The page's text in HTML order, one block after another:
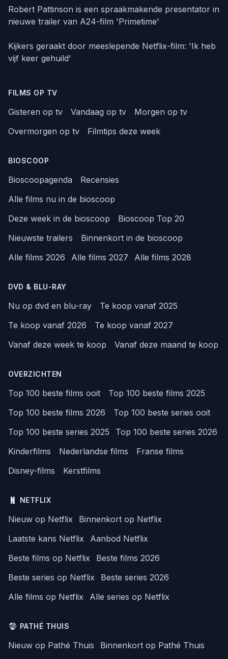
Robert Pattinson is een spraakmakende presentator in
nieuwe trailer van A24-film 'Primetime'
Kijkers geraakt door meeslepende Netflix-film: 'Ik heb
vijf keer gehuild'
FILMS OP TV
Gisteren op tv Vandaag op tv
Morgen op tv
Overmorgen op tv
Filmtips deze week
BIOSCOOP
Bioscoopagenda
Recensies
Alle films nu in de bioscoop
Deze week in de bioscoop
Bioscoop Top 20
Nieuwste trailers
Binnenkort in de bioscoop
Alle films 2026
Alle films 2027 Alle films 2028
DVD & BLU-RAY
Nu op dvd en blu-ray
Te koop vanaf 2025
Te koop vanaf 2026
Te koop vanaf 2027
Vanaf deze week te koop
Vanaf deze maand te koop
OVERZICHTEN
Top 100 beste films ooit
Top 100 beste films 2025
Top 100 beste films 2026
Top 100 beste series ooit
Top 100 beste series 2025
Top 100 beste series 2026
Kinderfilms
Nederlandse films
Franse films
Disney-films
Kerstfilms
NETFLIX
Nieuw op Netflix
Binnenkort op Netflix
Laatste kans Netflix
Aanbod Netflix
Beste films op Netflix
Beste films 2026
Beste series op Netflix
Beste series 2026
Alle films op Netflix
Alle series op Netflix
PATHÉ THUIS
Nieuw op Pathé Thuis
Binnenkort op Pathé Thuis